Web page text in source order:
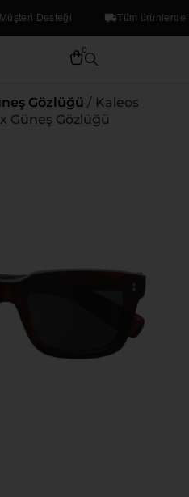
Desteği Tüm ürünlerde
0
Gözlüğü / Kaleos
Güneş Gözlüğü